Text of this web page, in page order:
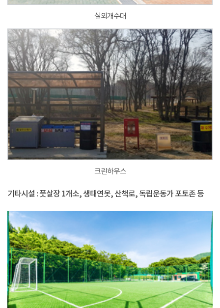
실외개수대
크린하우스
기타시설 : 풋살장 1개소, 생태연못, 산책로, 독립운동가 포토존 등